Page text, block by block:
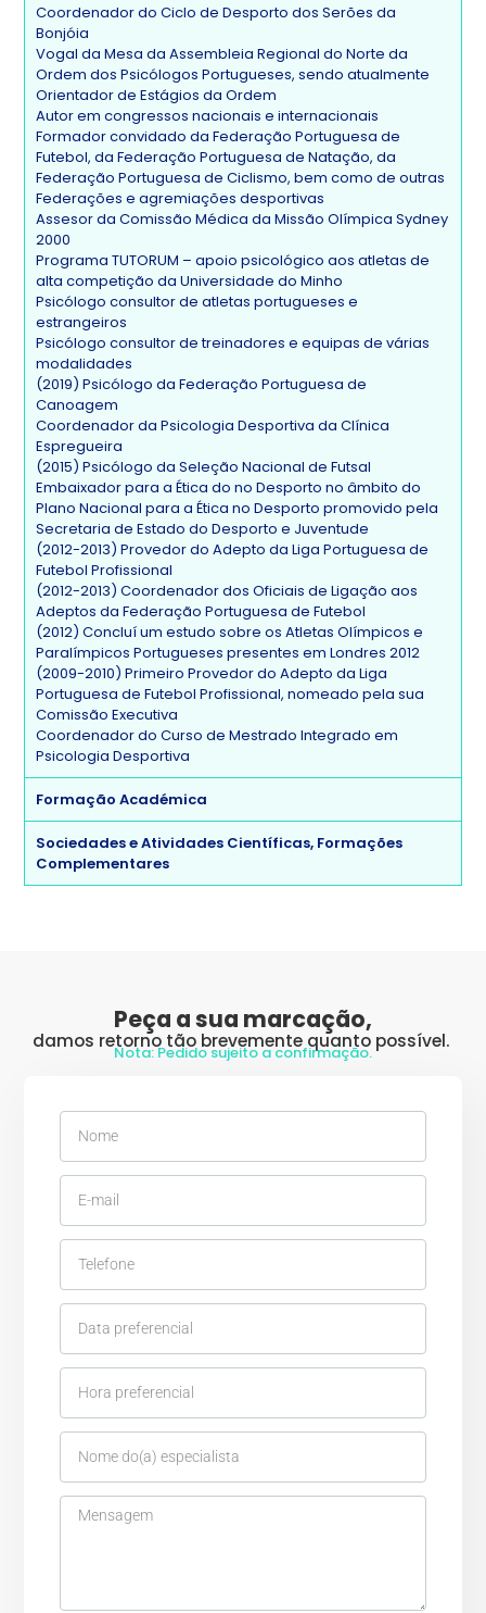
Coordenador do Ciclo de Desporto dos Serões da
Bonjóia
Vogal da Mesa da Assembleia Regional do Norte da
Ordem dos Psicólogos Portugueses, sendo atualmente
Orientador de Estágios da Ordem
Autor em congressos nacionais e internacionais
Formador convidado da Federação Portuguesa de
Futebol, da Federação Portuguesa de Natação, da
Federação Portuguesa de Ciclismo, bem como de outras
Federações e agremiações desportivas
Assesor da Comissão Médica da Missão Olímpica Sydney
2000
Programa TUTORUM – apoio psicológico aos atletas de
alta competição da Universidade do Minho
Psicólogo consultor de atletas portugueses e
estrangeiros
Psicólogo consultor de treinadores e equipas de várias
modalidades
(2019) Psicólogo da Federação Portuguesa de
Canoagem
Coordenador da Psicologia Desportiva da Clínica
Espregueira
(2015) Psicólogo da Seleção Nacional de Futsal
Embaixador para a Ética do no Desporto no âmbito do
Plano Nacional para a Ética no Desporto promovido pela
Secretaria de Estado do Desporto e Juventude
(2012-2013) Provedor do Adepto da Liga Portuguesa de
Futebol Profissional
(2012-2013) Coordenador dos Oficiais de Ligação aos
Adeptos da Federação Portuguesa de Futebol
(2012) Concluí um estudo sobre os Atletas Olímpicos e
Paralímpicos Portugueses presentes em Londres 2012
(2009-2010) Primeiro Provedor do Adepto da Liga
Portuguesa de Futebol Profissional, nomeado pela sua
Comissão Executiva
Coordenador do Curso de Mestrado Integrado em
Psicologia Desportiva
Formação Académica
Sociedades e Atividades Científicas, Formações
Complementares
Peça a sua marcação,
damos retorno tão brevemente quanto possível.
Nota: Pedido sujeito a confirmação.